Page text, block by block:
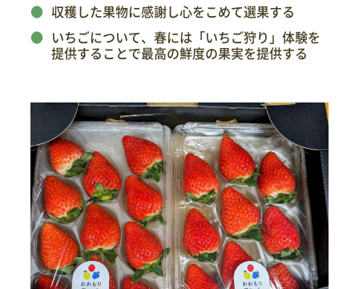
収穫した果物に感謝し心をこめて選果する
いちごについて、春には「いちご狩り」体験を
提供することで最高の鮮度の果実を提供する